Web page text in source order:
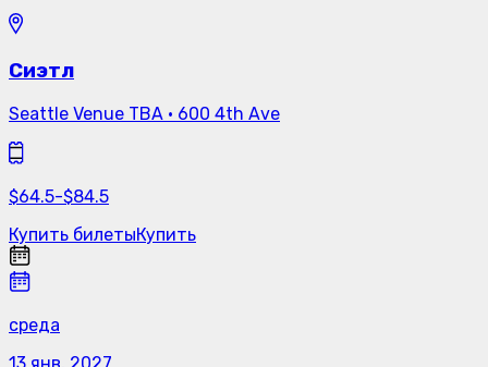
Сиэтл
Seattle Venue TBA · 600 4th Ave
$64.5-$84.5
Купить билетыКупить
среда